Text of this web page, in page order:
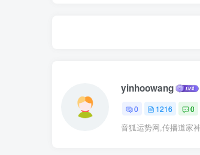
yinhoowang
0 1216 0
音狐运势网,传播道家